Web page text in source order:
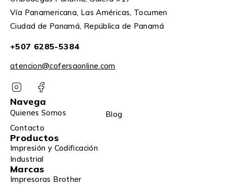
Vía Panamericana, Las Américas, Tocumen
Ciudad de Panamá, República de Panamá
+507 6285-5384
atencion@cofersaonline.com
Navega
Quienes Somos
Blog
Contacto
Productos
Impresión y Codificación
Industrial
Marcas
Impresoras Brother